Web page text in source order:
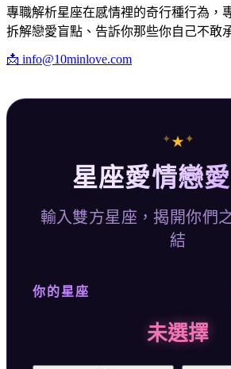
專職解析星座在感情裡的奇行種行為，
拆解戀愛盲點、告訴你那些你自己不敢
📩 info@10minlove.com
✦ ★ ✦
星座愛情戀
輸入雙方星座，揭開你們
結
你的星座
未選擇